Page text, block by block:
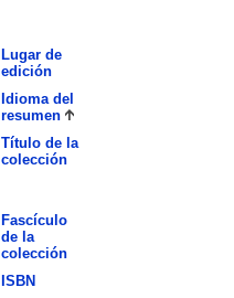
Lugar de
edición
Idioma del
resumen
Título de la
colección
Fascículo
de la
colección
ISBN